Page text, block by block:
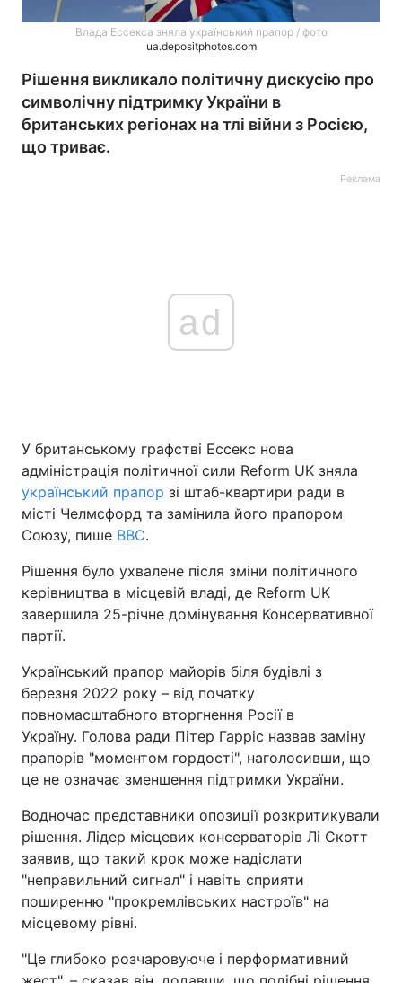
Влада Ессекса зняла український прапор / фото
ua.depositphotos.com
Рішення викликало політичну дискусію про
символічну підтримку України в
британських регіонах на тлі війни з Росією,
що триває.
Реклама
ad
У британському графстві Ессекс нова
адміністрація політичної сили Reform UK зняла
український прапор зі штаб-квартири ради в
місті Челмсфорд та замінила його прапором
Союзу, пише BBC.
Рішення було ухвалене після зміни політичного
керівництва в місцевій владі, де Reform UK
завершила 25-річне домінування Консервативної
партії.
Український прапор майорів біля будівлі з
березня 2022 року – від початку
повномасштабного вторгнення Росії в
Україну. Голова ради Пітер Гарріс назвав заміну
прапорів "моментом гордості", наголосивши, що
це не означає зменшення підтримки України.
Водночас представники опозиції розкритикували
рішення. Лідер місцевих консерваторів Лі Скотт
заявив, що такий крок може надіслати
"неправильний сигнал" і навіть сприяти
поширенню "прокремлівських настроїв" на
місцевому рівні.
"Це глибоко розчаровуюче і перформативний